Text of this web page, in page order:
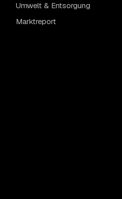
Umwelt & Entsorgung
Marktreport